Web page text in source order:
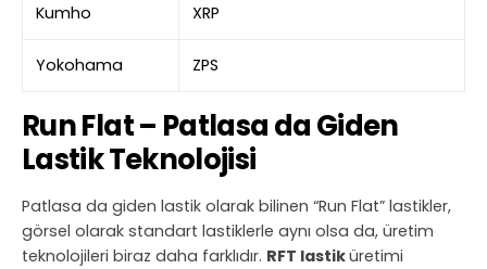
Kumho XRP
Yokohama ZPS
Run Flat – Patlasa da Giden
Lastik Teknolojisi
Patlasa da giden lastik olarak bilinen “Run Flat” lastikler,
görsel olarak standart lastiklerle aynı olsa da, üretim
teknolojileri biraz daha farklıdır. RFT lastiküretimi